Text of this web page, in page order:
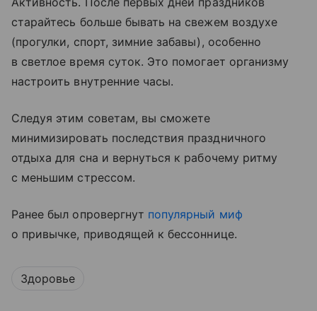
старайтесь больше бывать на свежем воздухе
(прогулки, спорт, зимние забавы), особенно
в светлое время суток. Это помогает организму
настроить внутренние часы.
Следуя этим советам, вы сможете
минимизировать последствия праздничного
отдыха для сна и вернуться к рабочему ритму
с меньшим стрессом.
Ранее был опровергнут популярный миф
о привычке, приводящей к бессоннице.
Здоровье